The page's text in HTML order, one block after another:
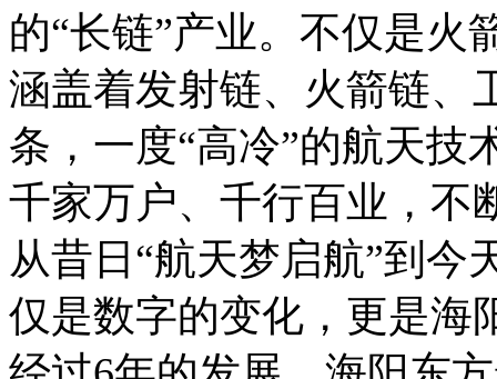
的“长链”产业。不仅是火
涵盖着发射链、火箭链、
条，一度“高冷”的航天技
千家万户、千行百业，不
从昔日“航天梦启航”到今
仅是数字的变化，更是海